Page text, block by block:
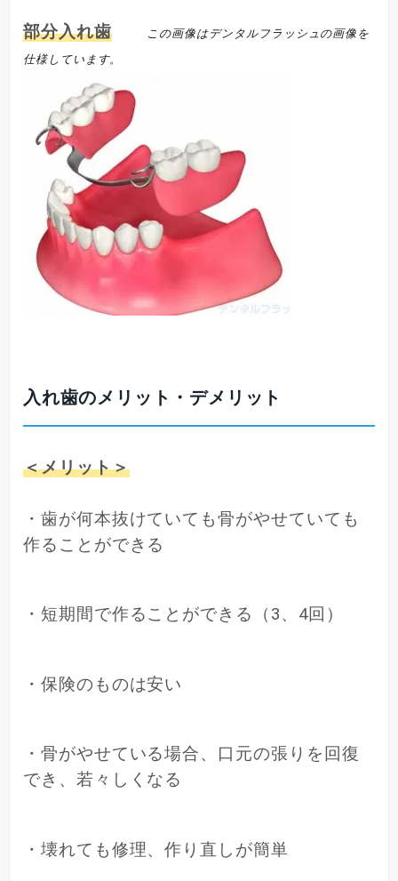
部分入れ歯
この画像はデンタルフラッシュの画像を
仕様しています。
入れ歯のメリット・デメリット
＜メリット＞
・歯が何本抜けていても骨がやせていても
作ることができる
・短期間で作ることができる（3、4回）
・保険のものは安い
・骨がやせている場合、口元の張りを回復
でき、若々しくなる
・壊れても修理、作り直しが簡単